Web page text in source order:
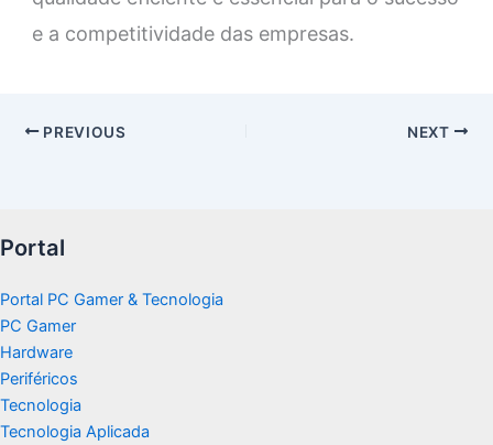
e a competitividade das empresas.
PREVIOUS NEXT
Portal
Portal PC Gamer & Tecnologia
PC Gamer
Hardware
Periféricos
Tecnologia
Tecnologia Aplicada